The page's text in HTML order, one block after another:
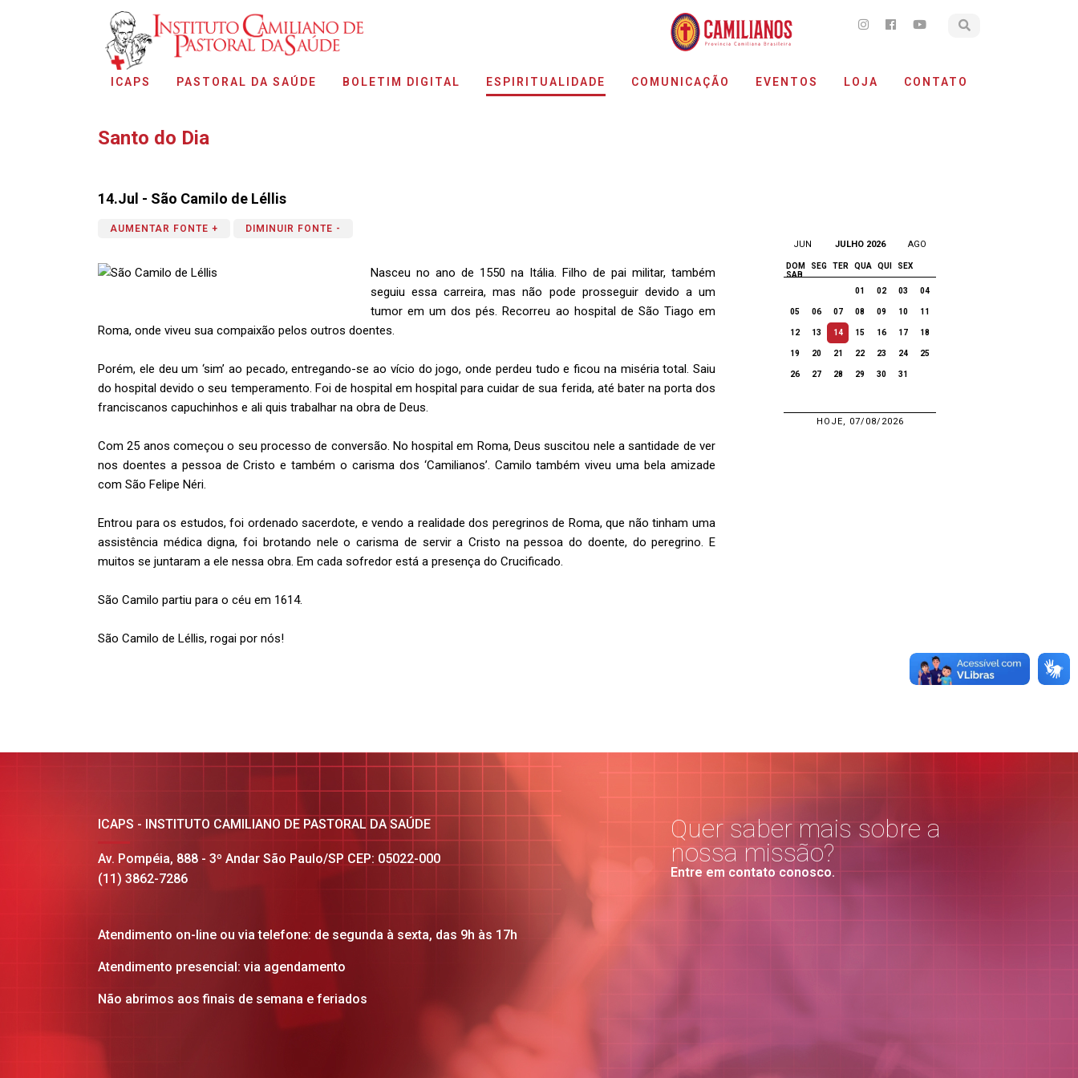
ICAPS PASTORAL DA SAÚDE BOLETIM DIGITAL ESPIRITUALIDADE COMUNICAÇÃO EVENTOS LOJA CONTATO
Santo do Dia
14.Jul - São Camilo de Léllis
JUN JULHO 2026 AGO
DOM SEG TER QUA QUI
SEX
SAB
01
02 03 04
05 06 07 08 09 10 11
12 13 14 15 16 17 18
19 20 21 22 23 24 25
26 27 28 29 30 31
HOJE, 07/08/2026
AUMENTAR FONTE + DIMINUIR FONTE -
Nasceu no ano de 1550 na Itália. Filho de pai militar, também
seguiu essa carreira, mas não pode prosseguir devido a um
tumor em um dos pés. Recorreu ao hospital de São Tiago em
Roma, onde viveu sua compaixão pelos outros doentes.
Porém, ele deu um ‘sim’ ao pecado, entregando-se ao vício do jogo, onde perdeu tudo e ficou na miséria total. Saiu
do hospital devido o seu temperamento. Foi de hospital em hospital para cuidar de sua ferida, até bater na porta dos
franciscanos capuchinhos e ali quis trabalhar na obra de Deus.
Com 25 anos começou o seu processo de conversão. No hospital em Roma, Deus suscitou nele a santidade de ver
nos doentes a pessoa de Cristo e também o carisma dos ‘Camilianos’. Camilo também viveu uma bela amizade
com São Felipe Néri.
Entrou para os estudos, foi ordenado sacerdote, e vendo a realidade dos peregrinos de Roma, que não tinham uma
assistência médica digna, foi brotando nele o carisma de servir a Cristo na pessoa do doente, do peregrino. E
muitos se juntaram a ele nessa obra. Em cada sofredor está a presença do Crucificado.
São Camilo partiu para o céu em 1614.
São Camilo de Léllis, rogai por nós!
ICAPS - INSTITUTO CAMILIANO DE PASTORAL DA SAÚDE
Av. Pompéia, 888 - 3º Andar São Paulo/SP CEP: 05022-000
(11) 3862-7286
Atendimento on-line ou via telefone: de segunda à sexta, das 9h às 17h
Atendimento presencial: via agendamento
Não abrimos aos finais de semana e feriados
Quer saber mais sobre a
nossa missão?
Entre em contato conosco.